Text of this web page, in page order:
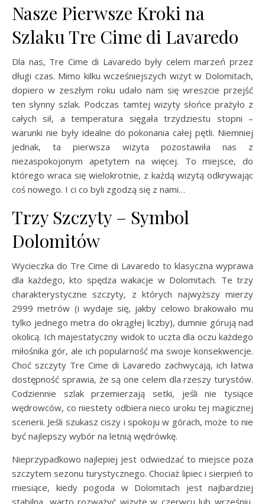
Nasze Pierwsze Kroki na
Szlaku Tre Cime di Lavaredo
Dla nas, Tre Cime di Lavaredo były celem marzeń przez
długi czas. Mimo kilku wcześniejszych wizyt w Dolomitach,
dopiero w zeszłym roku udało nam się wreszcie przejść
ten słynny szlak. Podczas tamtej wizyty słońce prażyło z
całych sił, a temperatura sięgała trzydziestu stopni –
warunki nie były idealne do pokonania całej pętli. Niemniej
jednak, ta pierwsza wizyta pozostawiła nas z
niezaspokojonym apetytem na więcej. To miejsce, do
którego wraca się wielokrotnie, z każdą wizytą odkrywając
coś nowego. I ci co byli zgodzą się z nami…
Trzy Szczyty – Symbol
Dolomitów
Wycieczka do Tre Cime di Lavaredo to klasyczna wyprawa
dla każdego, kto spędza wakacje w Dolomitach. Te trzy
charakterystyczne szczyty, z których najwyższy mierzy
2999 metrów (i wydaje się, jakby celowo brakowało mu
tylko jednego metra do okrągłej liczby), dumnie górują nad
okolicą. Ich majestatyczny widok to uczta dla oczu każdego
miłośnika gór, ale ich popularność ma swoje konsekwencje.
Choć szczyty Tre Cime di Lavaredo zachwycają, ich łatwa
dostępność sprawia, że są one celem dla rzeszy turystów.
Codziennie szlak przemierzają setki, jeśli nie tysiące
wędrowców, co niestety odbiera nieco uroku tej magicznej
scenerii. Jeśli szukasz ciszy i spokoju w górach, może to nie
być najlepszy wybór na letnią wędrówkę.
Nieprzypadkowo najlepiej jest odwiedzać to miejsce poza
szczytem sezonu turystycznego. Chociaż lipiec i sierpień to
miesiące, kiedy pogoda w Dolomitach jest najbardziej
stabilna, warto rozważyć wizytę w czerwcu lub wrześniu,